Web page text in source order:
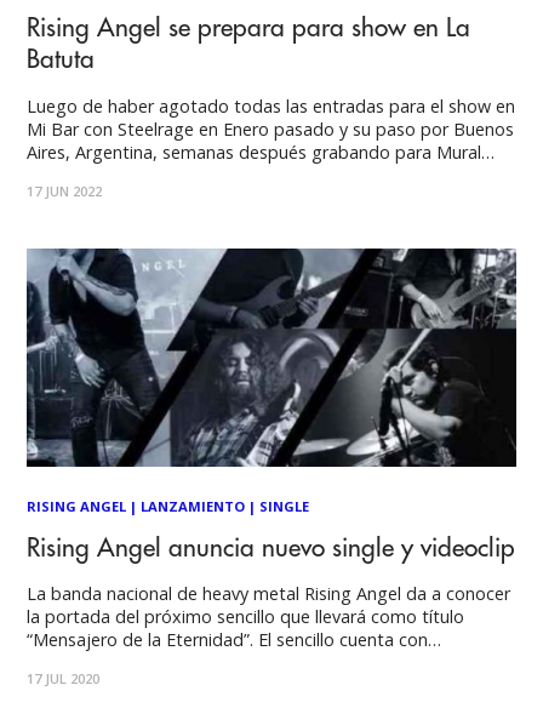
Rising Angel se prepara para show en La
Batuta
Luego de haber agotado todas las entradas para el show en
Mi Bar con Steelrage en Enero pasado y su paso por Buenos
Aires, Argentina, semanas después grabando para Mural
La Batuta junto a Neogénesis como invitados estelares. En
17 JUN 2022
RISING ANGEL | LANZAMIENTO | SINGLE
Rising Angel anuncia nuevo single y videoclip
La banda nacional de heavy metal Rising Angel da a conocer
la portada del próximo sencillo que llevará como título
“Mensajero de la Eternidad”. El sencillo cuenta con
público. "Lamentablemente hemos tenido que aplazar el
17 JUL 2020